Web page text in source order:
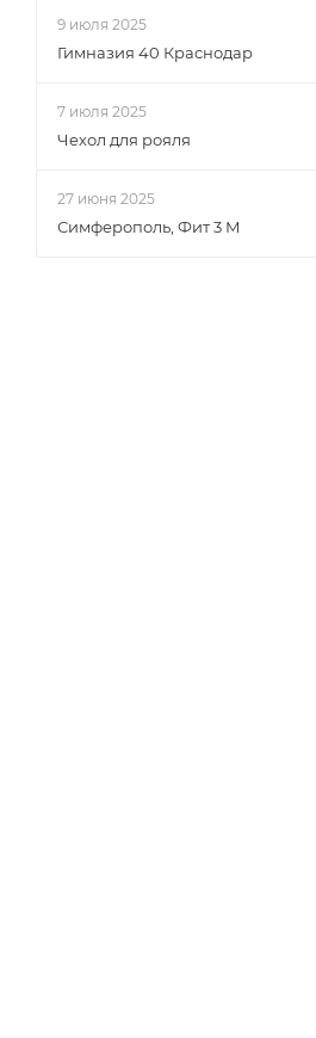
9 июля 2025
Гимназия 40 Краснодар
7 июля 2025
Чехол для рояля
27 июня 2025
Симферополь, Фит 3 М